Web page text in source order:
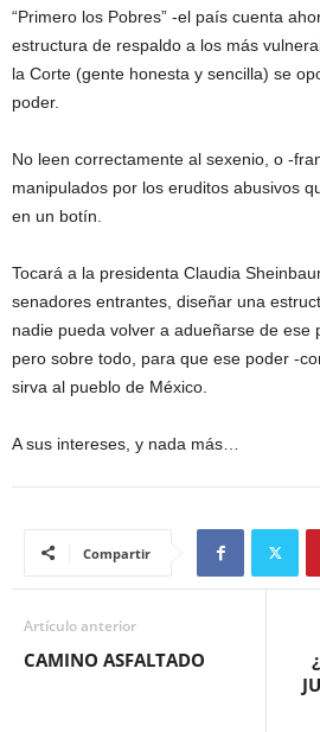
“Primero los Pobres” -el país cuenta
estructura de respaldo a los más
la Corte (gente honesta y sencilla) se
poder.
No leen correctamente al sexenio, o -
manipulados por los eruditos abusivos
en un botín.
Tocará a la presidenta Claudia
senadores entrantes, diseñar una
nadie pueda volver a adueñarse de ese
pero sobre todo, para que ese poder -
sirva al pueblo de México.
A sus intereses, y nada más…
Compartir
Artículo anterior
CAMINO ASFALTADO